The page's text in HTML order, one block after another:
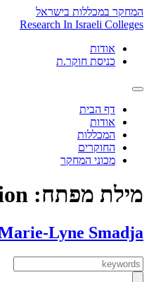
Skip
to
המחקר במכללות בישראל
Research In Israeli Colleges
אודות
כניסת חוקר.ת
דף הבית
אודות
המכללות
החוקרים
מכוני המחקר
מילת מפתח:
Lyne Smadja